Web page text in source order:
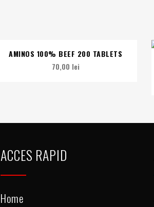
AMINOS 100% BEEF 200 TABLETS
70,00 lei
ACCES RAPID
Home